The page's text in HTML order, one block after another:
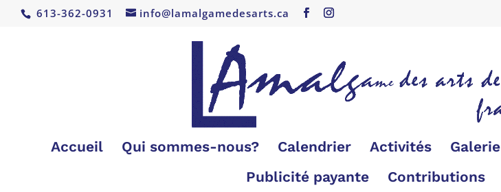
613-362-0931 info@lamalgamedesarts.ca
Accueil Qui sommes-nous? Calendrier Activités Galerie
Publicité payante
Contributions